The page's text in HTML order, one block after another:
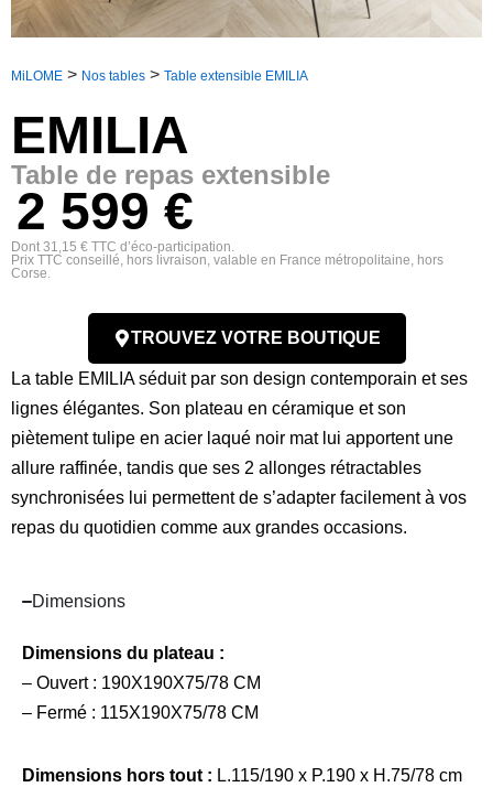
MiLOME > Nos tables > Table extensible EMILIA
EMILIA
Table de repas extensible
2 599 €
Dont 31,15 € TTC d’éco-participation.
Prix TTC conseillé, hors livraison, valable en France métropolitaine, hors
Corse.
TROUVEZ VOTRE BOUTIQUE
La table EMILIA séduit par son design contemporain et ses
lignes élégantes. Son plateau en céramique et son
piètement tulipe en acier laqué noir mat lui apportent une
allure raffinée, tandis que ses 2 allonges rétractables
synchronisées lui permettent de s’adapter facilement à vos
repas du quotidien comme aux grandes occasions.
Dimensions
Dimensions du plateau :
– Ouvert : 190X190X75/78 CM
– Fermé : 115X190X75/78 CM
Dimensions hors tout : L.115/190 x P.190 x H.75/78 cm